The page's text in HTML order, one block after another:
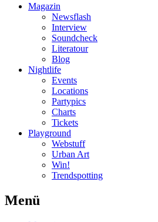
Magazin
Newsflash
Interview
Soundcheck
Literatour
Blog
Nightlife
Events
Locations
Partypics
Charts
Tickets
Playground
Webstuff
Urban Art
Win!
Trendspotting
Menü